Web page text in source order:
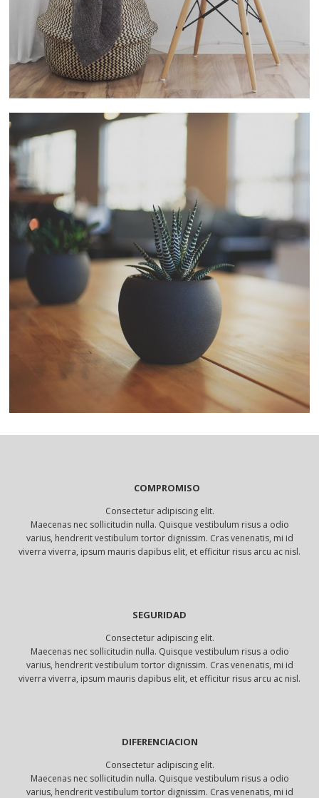
COMPROMISO
Consectetur adipiscing elit.
Maecenas nec sollicitudin nulla. Quisque vestibulum risus a odio
varius, hendrerit vestibulum tortor dignissim. Cras venenatis, mi id
viverra viverra, ipsum mauris dapibus elit, et efficitur risus arcu ac nisl.
SEGURIDAD
Consectetur adipiscing elit.
Maecenas nec sollicitudin nulla. Quisque vestibulum risus a odio
varius, hendrerit vestibulum tortor dignissim. Cras venenatis, mi id
viverra viverra, ipsum mauris dapibus elit, et efficitur risus arcu ac nisl.
DIFERENCIACION
Consectetur adipiscing elit.
Maecenas nec sollicitudin nulla. Quisque vestibulum risus a odio
varius, hendrerit vestibulum tortor dignissim. Cras venenatis, mi id